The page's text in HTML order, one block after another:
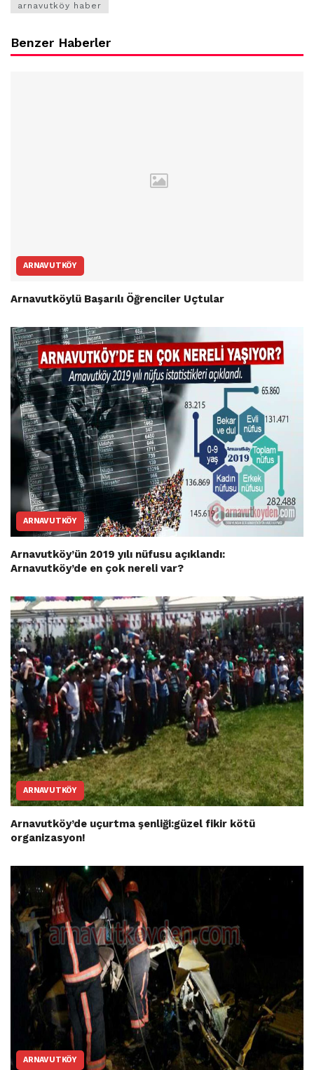
arnavutköy haber
Benzer Haberler
ARNAVUTKÖY
Arnavutköylü Başarılı Öğrenciler Uçtular
ARNAVUTKÖY
Arnavutköy’ün 2019 yılı nüfusu açıklandı:
Arnavutköy’de en çok nereli var?
ARNAVUTKÖY
Arnavutköy’de uçurtma şenliği:güzel fikir kötü
organizasyon!
ARNAVUTKÖY